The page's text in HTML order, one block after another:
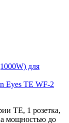
Eyes TE WF-2
TE, 1 розетка,
мощностью до